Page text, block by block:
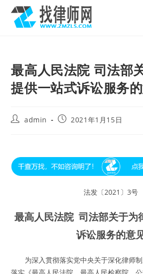
content
最高人民法院 司法部
提供一站式诉讼服务
Postadmin
Post2021年1月15日
法发〔2021〕3号
最高人民法院 司法部关于为
诉讼服务的意
为深入贯彻落实党中央关于深化律师制